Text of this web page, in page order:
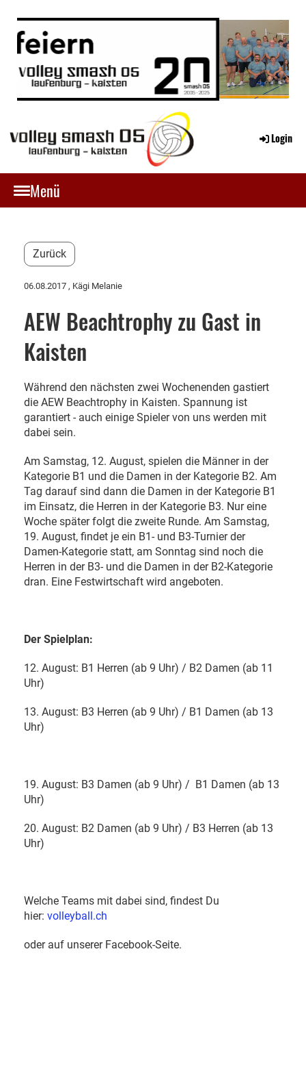
Login
Menü
Zurück
06.08.2017 , Kägi Melanie
AEW Beachtrophy zu Gast in
Kaisten
Während den nächsten zwei Wochenenden gastiert
die AEW Beachtrophy in Kaisten. Spannung ist
garantiert - auch einige Spieler von uns werden mit
dabei sein.
Am Samstag, 12. August, spielen die Männer in der
Kategorie B1 und die Damen in der Kategorie B2. Am
Tag darauf sind dann die Damen in der Kategorie B1
im Einsatz, die Herren in der Kategorie B3. Nur eine
Woche später folgt die zweite Runde. Am Samstag,
19. August, findet je ein B1- und B3-Turnier der
Damen-Kategorie statt, am Sonntag sind noch die
Herren in der B3- und die Damen in der B2-Kategorie
dran. Eine Festwirtschaft wird angeboten.
Der Spielplan:
12. August: B1 Herren (ab 9 Uhr) / B2 Damen (ab 11
Uhr)
13. August: B3 Herren (ab 9 Uhr) / B1 Damen (ab 13
Uhr)
19. August: B3 Damen (ab 9 Uhr) / B1 Damen (ab 13
Uhr)
20. August: B2 Damen (ab 9 Uhr) / B3 Herren (ab 13
Uhr)
Welche Teams mit dabei sind, findest Du
hier: volleyball.ch
oder auf unserer Facebook-Seite.